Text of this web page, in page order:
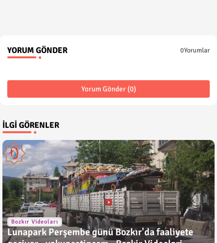
YORUM GÖNDER 0Yorumlar
Yorum Gönder (0)
İLGI GÖRENLER
Bozkır Videoları
Lunapark Perşembe günü Bozkır'da faaliyete